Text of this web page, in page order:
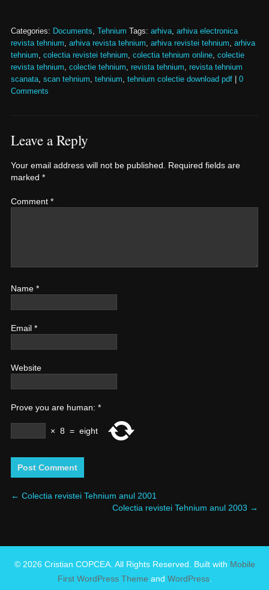
Categories: Documents, Tehnium Tags: arhiva, arhiva electronica
revista tehnium, arhiva revista tehnium, arhiva revistei tehnium, arhiva
tehnium, colectia revistei tehnium, colectia tehnium online, colectie
revista tehnium, colectie tehnium, revista tehnium, revista tehnium
scanata, scan tehnium, tehnium, tehnium colectie download pdf
0
Comments
Leave a Reply
Your email address will not be published.
Required fields are
marked *
Comment *
Name *
Email *
Website
Prove you are human: *
× 8 = eight
← Colectia revistei Tehnium anul 2001
Colectia revistei Tehnium anul 2003 →
© 2026 Cristian COPCEA. All Rights Reserved. Built with Mobile
First WordPress Theme and WordPress.